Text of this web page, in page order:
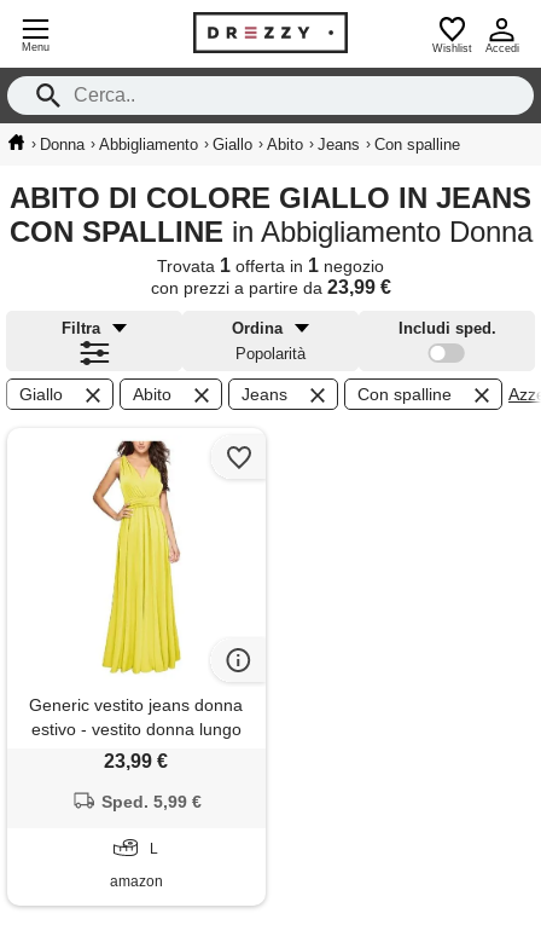
Menu Wishlist Accedi
› Donna › Abbigliamento › Giallo › Abito › Jeans › Con spalline
ABITO DI COLORE GIALLO IN JEANS
CON SPALLINE in Abbigliamento Donna
Trovata 1 offerta in 1 negozio
con prezzi a partire da 23,99 €
Filtra
Ordina
Popolarità
Includi sped.
Giallo Abito Jeans Con spalline
Generic vestito jeans donna
estivo - vestito donna lungo
multiway, abito elegante da
incrociate, schiena scoperta,
per sera, party, feste
23,99 €
Sped. 5,99 €
L
amazon